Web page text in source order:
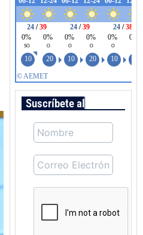
Suscríbete al boletín